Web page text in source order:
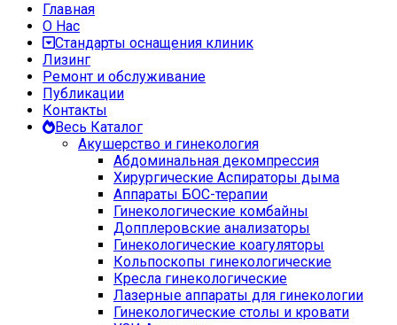
Главная
О Нас
Стандарты оснащения клиник
Лизинг
Ремонт и обслуживание
Публикации
Контакты
Весь Каталог
Акушерство и гинекология
Абдоминальная декомпрессия
Хирургические Аспираторы дыма
Аппараты БОС-терапии
Гинекологические комбайны
Допплеровские анализаторы
Гинекологические коагуляторы
Кольпоскопы гинекологические
Кресла гинекологические
Лазерные аппараты для гинекологии
Гинекологические столы и кровати